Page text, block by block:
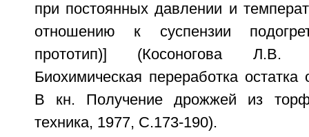
при постоянных давлении и
отношению к суспензии
прототип)] (Косоногова Л.В.
Биохимическая переработка
В кн. Получение дрожжей из
техника, 1977, С.173-190).